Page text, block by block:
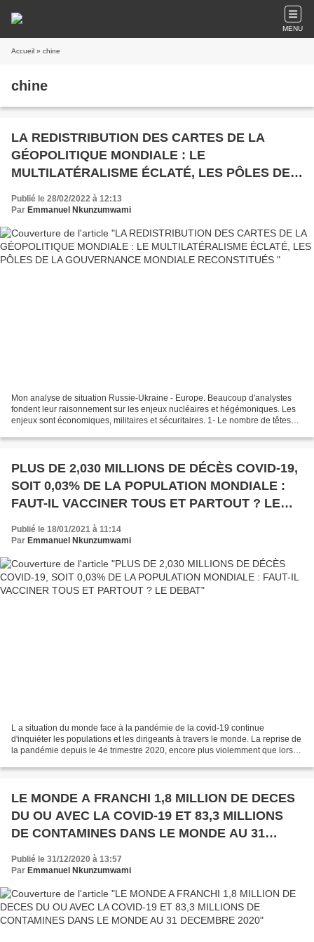
MENU
Accueil » chine
chine
LA REDISTRIBUTION DES CARTES DE LA
GÉOPOLITIQUE MONDIALE : LE
MULTILATÉRALISME ÉCLATÉ, LES PÔLES DE
LA GOUVERNANCE MONDIALE
RECONSTITUÉS
Publié le 28/02/2022 à 12:13
Par Emmanuel Nkunzumwami
Mon analyse de situation Russie-Ukraine - Europe. Beaucoup d'analystes
fondent leur raisonnement sur les enjeux nucléaires et hégémoniques. Les
enjeux sont économiques, militaires et sécuritaires. 1- Le nombre de têtes
PLUS DE 2,030 MILLIONS DE DÉCÈS COVID-19,
SOIT 0,03% DE LA POPULATION MONDIALE :
FAUT-IL VACCINER TOUS ET PARTOUT ? LE
Publié le 18/01/2021 à 11:14
Par Emmanuel Nkunzumwami
L a situation du monde face à la pandémie de la covid-19 continue
d'inquiéter les populations et les dirigeants à travers le monde. La reprise de
la pandémie depuis le 4e trimestre 2020, encore plus violemment que lors
LE MONDE A FRANCHI 1,8 MILLION DE DECES
DU OU AVEC LA COVID-19 ET 83,3 MILLIONS
DE CONTAMINES DANS LE MONDE AU 31
DECEMBRE 2020
Publié le 31/12/2020 à 13:57
Par Emmanuel Nkunzumwami